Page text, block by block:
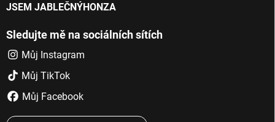
JSEM JABLEČNÝHONZA
Sledujte mě na sociálních sítích
Můj Instagram
Můj TikTok
Můj Facebook